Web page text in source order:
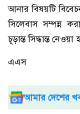
আনার বিষয়টি
সিলেবাস সম্পন্ন
চূড়ান্ত সিদ্ধান্ত নেওয়া
এএস
আমার দেশের